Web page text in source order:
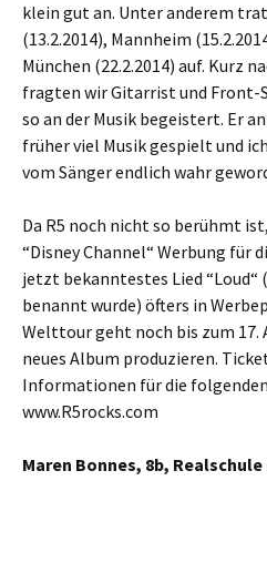
klein gut an. Unter anderem
(13.2.2014), Mannheim
München (22.2.2014) auf. Kurz
fragten wir Gitarrist und Front-
so an der Musik begeistert. Er
früher viel Musik gespielt und
vom Sänger endlich wahr
Da R5 noch nicht so berühmt
“Disney Channel“ Werbung für
jetzt bekanntestes Lied “Loud“
benannt wurde) öfters in
Welttour geht noch bis zum 17.
neues Album produzieren.
Informationen für die
www.R5rocks.com
Maren Bonnes, 8b,